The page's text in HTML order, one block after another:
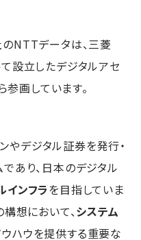
NTTデータは、三菱
設立したデジタルアセ
参画しています。
やデジタル証券を発行・
あり、日本のデジタル
インフラを目指していま
想において、システム
ハウを提供する重要な